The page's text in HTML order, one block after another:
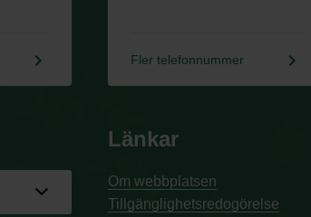
keyboard_arrow_right Fler telefonnummer keyboard_arrow_right
Länkar
Om webbplatsen
Tillgänglighetsredogörelse